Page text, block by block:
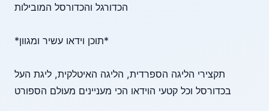
הכדורגל והכדורסל המובילות
*תוכן וידאו עשיר ומגוון*
תקצירי הליגה הספרדית, הליגה האיטלקית, ליגת העל
בכדורסל וכל קטעי הוידאו הכי מעניינים מעולם הספורט